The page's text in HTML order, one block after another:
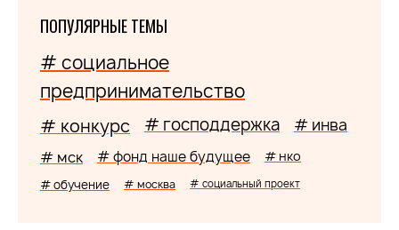
ПОПУЛЯРНЫЕ ТЕМЫ
# социальное
предпринимательство
# конкурс # господдержка # инва
# мск # фонд наше будущее # нко
# обучение # москва # социальный проект